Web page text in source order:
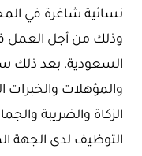
نسائية شاغرة في
وذلك من أجل العمل
السعودية، بعد ذلك
والمؤهلات والخبرات
الزكاة والضريبة
التوظيف لدى الجهة